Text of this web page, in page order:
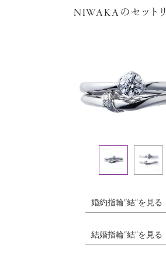
NIWAKA のセット
婚約指輪“結”を見る
結婚指輪“結”を見る